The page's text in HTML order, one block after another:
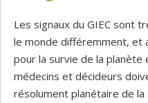
Les signaux du GIEC sont
le monde différemment, et
pour la survie de la planète
médecins et décideurs
résolument planétaire de